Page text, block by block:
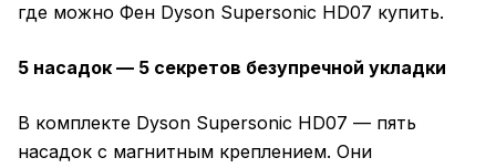
где можно Фен Dyson Supersonic HD07 купить.
5 насадок — 5 секретов безупречной укладки
В комплекте Dyson Supersonic HD07 — пять
насадок с магнитным креплением. Они